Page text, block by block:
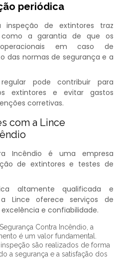
periódica
inspeção de extintores traz
como a garantia de que os
em caso de
das normas de segurança e a
pode contribuir para
extintores e evitar gastos
corretivas.
com a Lince
Incêndio é uma empresa
de extintores e testes de
altamente qualificada e
Lince oferece serviços de
e confiabilidade.
é um valor fundamental.
são realizados de forma
a segurança e a satisfação dos